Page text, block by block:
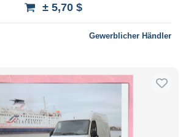
± 5,70 $
Gewerblicher Händler